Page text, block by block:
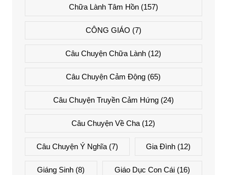
Chữa Lành Tâm Hồn(157)
CÔNG GIÁO (7)
Câu Chuyện Chữa Lành (12)
Câu Chuyện Cảm Động (65)
Câu Chuyện Truyền Cảm Hứng(24)
Câu Chuyện Về Cha (12)
Câu Chuyện Ý Nghĩa(7) Gia Đình (12)
Giáng Sinh (8) Giáo Dục Con Cái(16)